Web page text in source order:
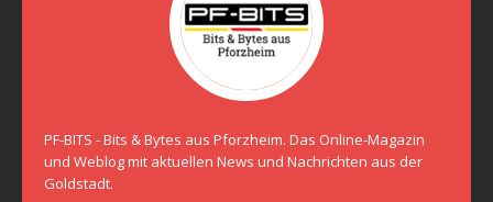
PF-BITS - Bits & Bytes aus Pforzheim. Das Online-Magazin
und Weblog mit aktuellen News und Nachrichten aus der
Goldstadt.